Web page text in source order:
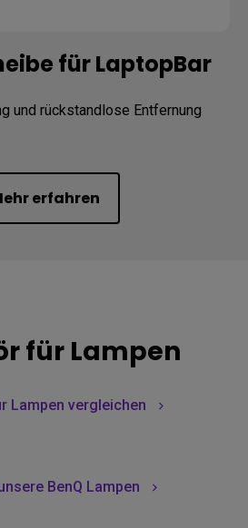
für LaptopBar
und rückstandlose Entfernung
erfahren
für Lampen
Lampen vergleichen
BenQ Lampen